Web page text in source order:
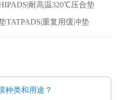
耐高温320℃压合垫
TATPADS|重复用缓冲垫
种类和用途？